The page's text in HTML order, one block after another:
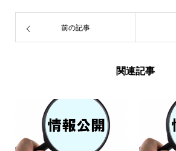
前の記事
関連記事